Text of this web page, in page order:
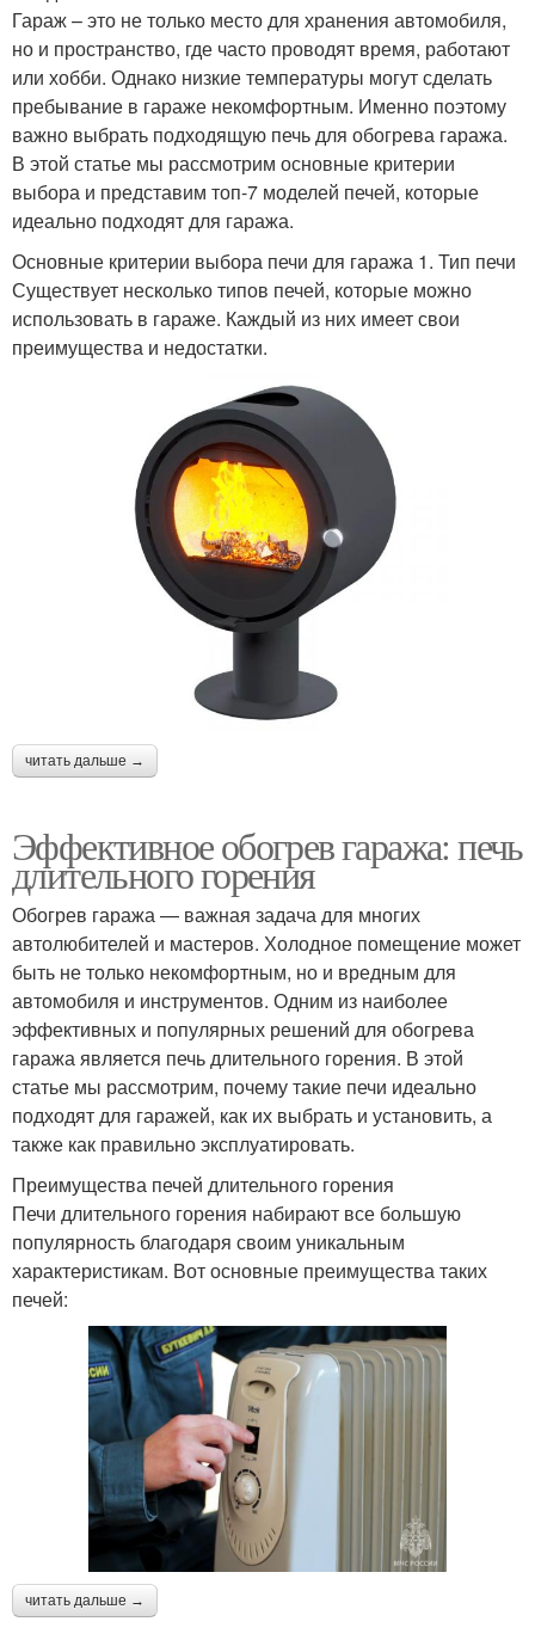
Гараж – это не только место для хранения автомобиля,
но и пространство, где часто проводят время, работают
или хобби. Однако низкие температуры могут сделать
пребывание в гараже некомфортным. Именно поэтому
важно выбрать подходящую печь для обогрева гаража.
В этой статье мы рассмотрим основные критерии
выбора и представим топ-7 моделей печей, которые
идеально подходят для гаража.
Основные критерии выбора печи для гаража 1. Тип печи
Существует несколько типов печей, которые можно
использовать в гараже. Каждый из них имеет свои
преимущества и недостатки.
читать дальше →
Эффективное обогрев гаража: печь
длительного горения
Обогрев гаража — важная задача для многих
автолюбителей и мастеров. Холодное помещение может
быть не только некомфортным, но и вредным для
автомобиля и инструментов. Одним из наиболее
эффективных и популярных решений для обогрева
гаража является печь длительного горения. В этой
статье мы рассмотрим, почему такие печи идеально
подходят для гаражей, как их выбрать и установить, а
также как правильно эксплуатировать.
Преимущества печей длительного горения
Печи длительного горения набирают все большую
популярность благодаря своим уникальным
характеристикам. Вот основные преимущества таких
печей:
читать дальше →